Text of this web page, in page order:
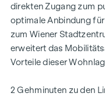
Eichenparkettböden
Stilvolle Markenfliesen
Außenliegender,
Klimaanlage im DG
Photovoltaikanlage
direkten Zugang zum
optimale Anbindung
zum Wiener
erweitert das
Vorteile dieser
2 Gehminuten zu den